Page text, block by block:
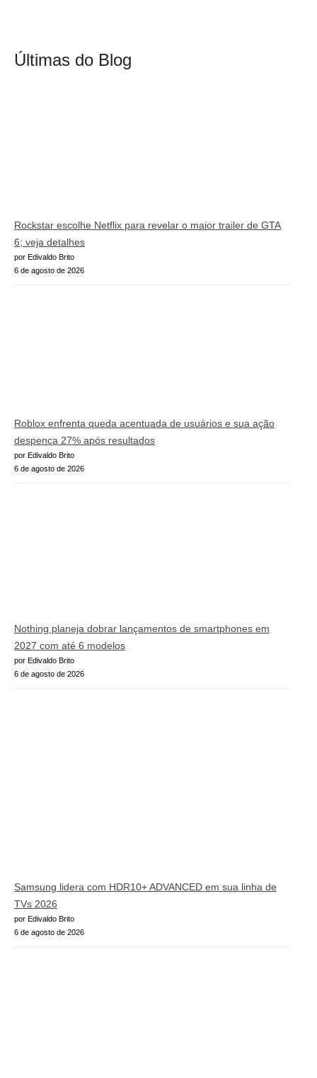
Últimas do Blog
Rockstar escolhe Netflix para revelar o maior trailer de GTA
6; veja detalhes
por Edivaldo Brito
6 de agosto de 2026
Roblox enfrenta queda acentuada de usuários e sua ação
despenca 27% após resultados
por Edivaldo Brito
6 de agosto de 2026
Nothing planeja dobrar lançamentos de smartphones em
2027 com até 6 modelos
por Edivaldo Brito
6 de agosto de 2026
Samsung lidera com HDR10+ ADVANCED em sua linha de
TVs 2026
por Edivaldo Brito
6 de agosto de 2026